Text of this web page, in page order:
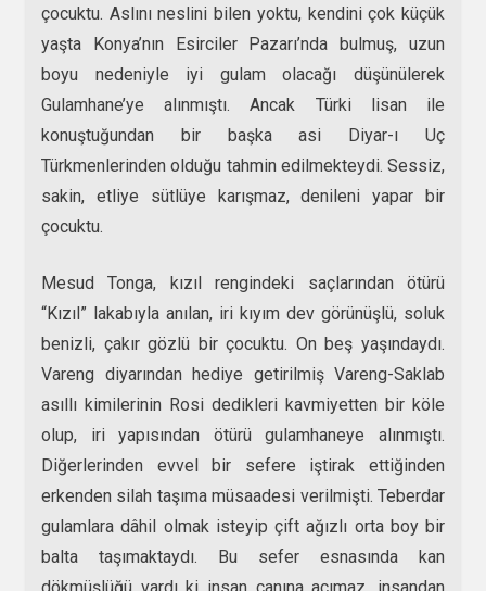
çocuktu. Aslını neslini bilen yoktu, kendini çok küçük
yaşta Konya’nın Esirciler Pazarı’nda bulmuş, uzun
boyu nedeniyle iyi gulam olacağı düşünülerek
Gulamhane’ye alınmıştı. Ancak Türki lisan ile
konuştuğundan bir başka asi Diyar-ı Uç
Türkmenlerinden olduğu tahmin edilmekteydi. Sessiz,
sakin, etliye sütlüye karışmaz, denileni yapar bir
çocuktu.
Mesud Tonga, kızıl rengindeki saçlarından ötürü
“Kızıl” lakabıyla anılan, iri kıyım dev görünüşlü, soluk
benizli, çakır gözlü bir çocuktu. On beş yaşındaydı.
Vareng diyarından hediye getirilmiş Vareng-Saklab
asıllı kimilerinin Rosi dedikleri kavmiyetten bir köle
olup, iri yapısından ötürü gulamhaneye alınmıştı.
Diğerlerinden evvel bir sefere iştirak ettiğinden
erkenden silah taşıma müsaadesi verilmişti. Teberdar
gulamlara dâhil olmak isteyip çift ağızlı orta boy bir
balta taşımaktaydı. Bu sefer esnasında kan